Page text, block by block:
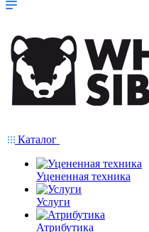
Каталог
Уцененная техника
Услуги
Атрибутика